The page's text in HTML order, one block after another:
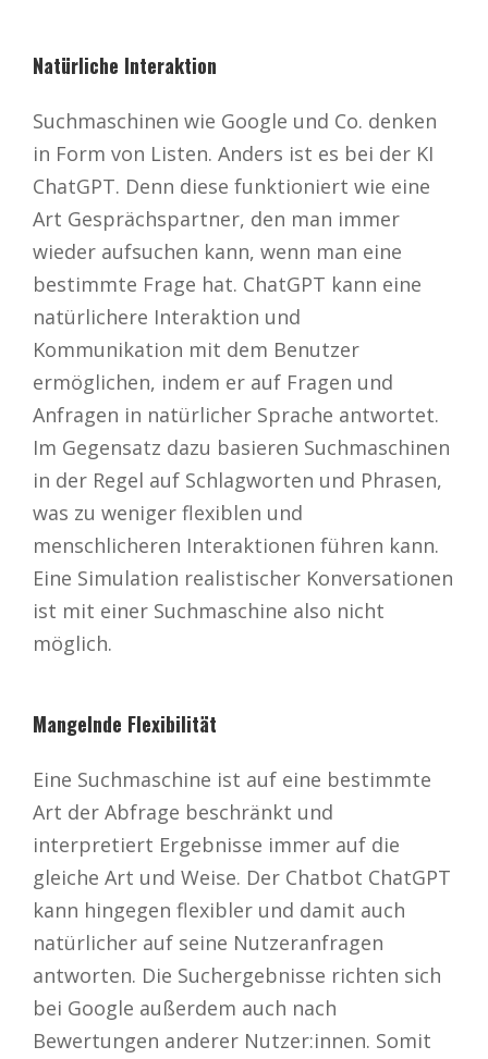
Natürliche Interaktion
Suchmaschinen wie Google und Co. denken
in Form von Listen. Anders ist es bei der KI
ChatGPT. Denn diese funktioniert wie eine
Art Gesprächspartner, den man immer
wieder aufsuchen kann, wenn man eine
bestimmte Frage hat. ChatGPT kann eine
natürlichere Interaktion und
Kommunikation mit dem Benutzer
ermöglichen, indem er auf Fragen und
Anfragen in natürlicher Sprache antwortet.
Im Gegensatz dazu basieren Suchmaschinen
in der Regel auf Schlagworten und Phrasen,
was zu weniger flexiblen und
menschlicheren Interaktionen führen kann.
Eine Simulation realistischer Konversationen
ist mit einer Suchmaschine also nicht
möglich.
Mangelnde Flexibilität
Eine Suchmaschine ist auf eine bestimmte
Art der Abfrage beschränkt und
interpretiert Ergebnisse immer auf die
gleiche Art und Weise. Der Chatbot ChatGPT
kann hingegen flexibler und damit auch
natürlicher auf seine Nutzeranfragen
antworten. Die Suchergebnisse richten sich
bei Google außerdem auch nach
Bewertungen anderer Nutzer:innen. Somit